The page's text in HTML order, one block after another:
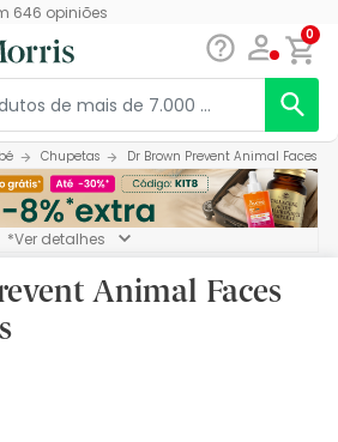
646 opiniões
0
Chupetas Dr Brown Prevent Animal Faces
*Ver detalhes
Animal Faces